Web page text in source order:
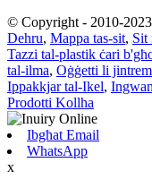
© Copyright - 2010-
Dehru, Mappa tas-sit, Sit
Tazzi tal-plastik ċari
tal-ilma, Oġġetti li
Ippakkjar tal-Ikel,
Prodotti Kollha
Ibgħat Email
WhatsApp
x